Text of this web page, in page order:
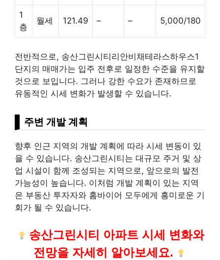
1
층
월세 121.49 – – 5,000/180
전반적으로, 송산그린시티리안비채테라스하우스1
단지의 매매가는 입주 전후로 일정한 수준을 유지할
것으로 보입니다. 그러나 강한 수요가 존재하므로
유동적인 시세 변화가 발생할 수 있습니다.
주변 개발 계획
향후 인근 지역의 개발 계획에 따라 시세 변동이 있
을 수 있습니다. 송산그린시티는 대규모 주거 및 상
업 시설이 함께 조성되는 지역으로, 앞으로의 발전
가능성이 높습니다. 이처럼 개발 계획이 있는 지역
은 부동산 투자자와 홈바이어 모두에게 흥미로운 기
회가 될 수 있습니다.
송산그린시티 아파트 시세 변화와
전망을 자세히 알아보세요.